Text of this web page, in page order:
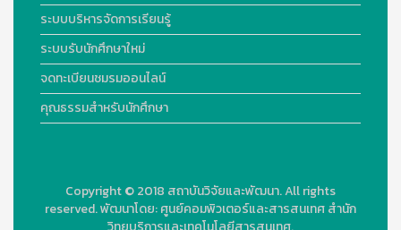
ระบบบริหารจัดการเรียนรู้
ระบบรับนักศึกษาใหม่
จดทะเบียนชมรมออนไลน์
คุณธรรมสำหรับนักศึกษา
Copyright © 2018 สถาบันวิจัยและพัฒนา. All rights
reserved.พัฒนาโดย:ศูนย์คอมพิวเตอร์และสารสนเทศ สำนัก